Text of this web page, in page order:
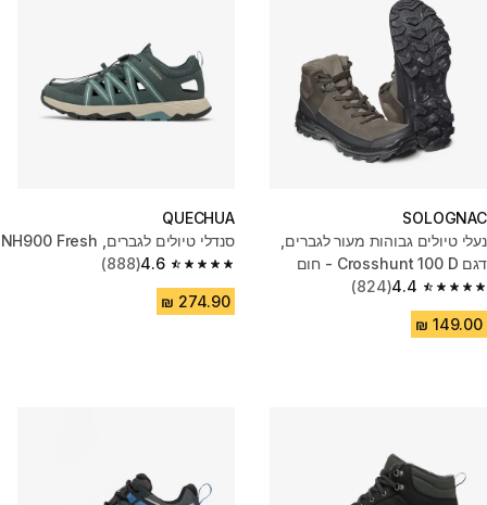
SOLOGNAC
נעלי טיולים גבוהות מעור לגברים,
דגם Crosshunt 100 D - חום
4.4
4.4 out of 5 stars from 824 reviews
(824)
QUECHUA
סנדלי טיולים לגברים, NH900 Fresh
4.6
4.6 out of 5 stars from 888 reviews
(888)